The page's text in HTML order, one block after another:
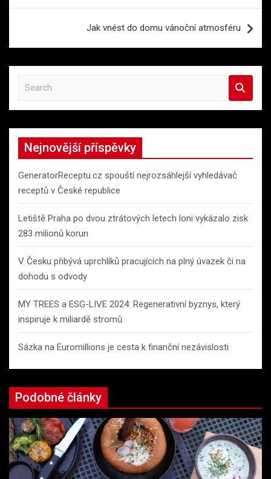
Jak vnést do domu vánoční atmosféru
a
r
h
Nejnovější příspěvky
GeneratorReceptu.cz spouští nejrozsáhlejší vyhledávač
receptů v České republice
Letiště Praha po dvou ztrátových letech loni vykázalo zisk
283 milionů korun
V Česku přibývá uprchlíků pracujících na plný úvazek či na
dohodu s odvody
MY TREES a ESG-LIVE 2024: Regenerativní byznys, který
inspiruje k miliardě stromů
Sázka na Euromillions je cesta k finanční nezávislosti
Podobné články